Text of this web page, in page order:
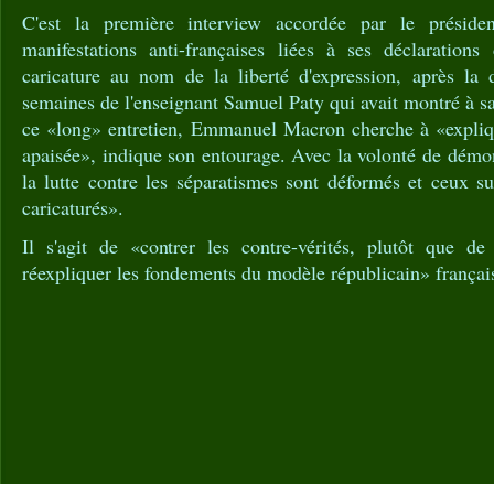
C'est la première interview accordée par le
manifestations anti-françaises liées à ses
caricature au nom de la liberté d'expression, après
semaines de l'enseignant Samuel Paty qui avait montré à
ce «long» entretien, Emmanuel Macron cherche à
apaisée», indique son entourage. Avec la volonté de
la lutte contre les séparatismes sont déformés et ceux
caricaturés».
Il s'agit de «contrer les contre-vérités, plutôt que de
réexpliquer les fondements du modèle républicain»